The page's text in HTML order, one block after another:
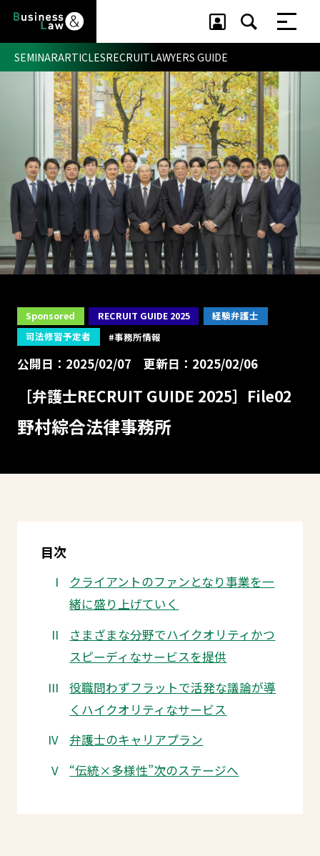
セミナー ・ 記事
セミナー
記事
リクルート
SEMINARARTICLESRECRUITLAWYERS GUIDE
Sponsored RECRUIT GUIDE 2025
経験弁護士
司法修習予定者
#事務所情報
公開日：2025/02/07 更新日：2025/02/06
［弁護士RECRUIT GUIDE 2025］File02
野村綜合法律事務所
目次
クライアントのファンとなり事業を一
緒に盛り上げていく
さまざまな分野でハイクオリティかつ
スピーディなサービスを提供
役職問わずフラットで活発な議論が導
くハイクオリティなサービス
弁護士のキャリアプラン
“伝統×多様性”次のステージへ